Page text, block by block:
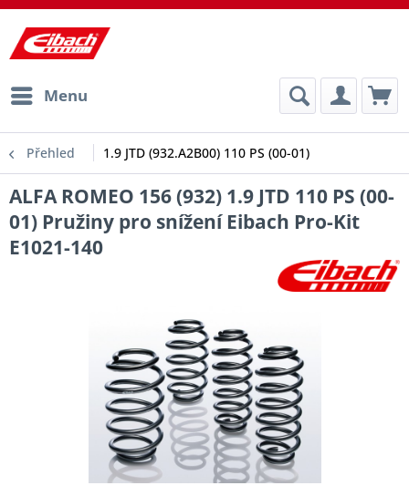
Menu
Přehled 1.9 JTD (932.A2B00) 110 PS (00-01)
ALFA ROMEO 156 (932) 1.9 JTD 110 PS (00-
01) Pružiny pro snížení Eibach Pro-Kit
E1021-140